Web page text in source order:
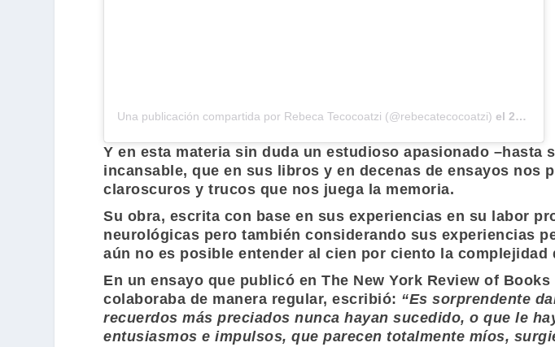
Una publicación compartida por Rebeca Tecocoatzi (@rebecatecocoatzi) el 27 de Dic de 2017 a las 7:32 PST
Y en esta materia sin duda un estudioso apasionado –hasta
incansable, que en sus libros y en decenas de ensayos
claroscuros y trucos que nos juega la memoria.
Su obra, escrita con base en sus experiencias en su labor
neurológicas pero también considerando sus experiencias
aún no es posible entender al cien por ciento la
En un ensayo que publicó enThe New York Review of Books
colaboraba de manera regular, escribió: “Es sorprendente
recuerdos más preciados nunca hayan sucedido, o que le
entusiasmos e impulsos, que parecen totalmente míos,